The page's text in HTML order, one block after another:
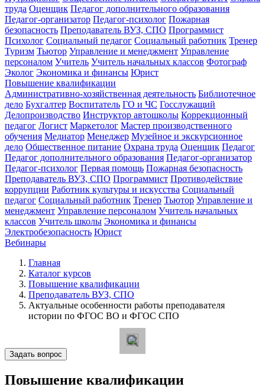
труда Оценщик Педагог дополнительного образования
Педагог-организатор Педагог-психолог Пожарная
безопасность Преподаватель ВУЗ, СПО Программист
Психолог Социальный педагог Социальный работник Тренер
Туризм Тьютор Управление и менеджмент Управление
персоналом Учитель Учитель начальных классов Фотограф
Эколог Экономика и финансы Юрист
Повышение квалификации
Административно-хозяйственная деятельность Библиотечное
дело Бухгалтер Воспитатель ГО и ЧС Госслужащий
Делопроизводство Инструктор автошколы Коррекционный
педагог Логист Маркетолог Мастер производственного
обучения Медиатор Менеджер Музейное и экскурсионное
дело Общественное питание Охрана труда Оценщик Педагог
Педагог дополнительного образования Педагог-организатор
Педагог-психолог Первая помощь Пожарная безопасность
Преподаватель ВУЗ, СПО Программист Противодействие
коррупции Работник культуры и искусства Социальный
педагог Социальный работник Тренер Тьютор Управление и
менеджмент Управление персоналом Учитель начальных
классов Учитель школы Экономика и финансы
Электробезопасность Юрист
Вебинары
Главная
Каталог курсов
Повышение квалификации
Преподаватель ВУЗ, СПО
Актуальные особенности работы преподавателя
истории по ФГОС ВО и ФГОС СПО
Задать вопрос
Повышение квалификации